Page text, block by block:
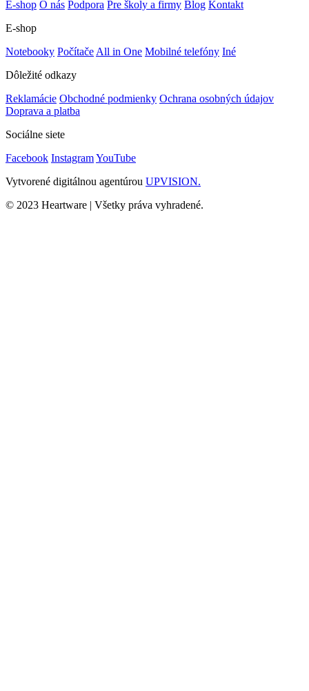
E-shop O nás Podpora Pre školy a firmy Blog Kontakt
E-shop
Notebooky Počítače All in One Mobilné telefóny Iné
Dôležité odkazy
Reklamácie Obchodné podmienky Ochrana osobných údajov
Doprava a platba
Sociálne siete
Facebook InstagramYouTube
Vytvorené digitálnou agentúrou UPVISION.
© 2023 Heartware | Všetky práva vyhradené.